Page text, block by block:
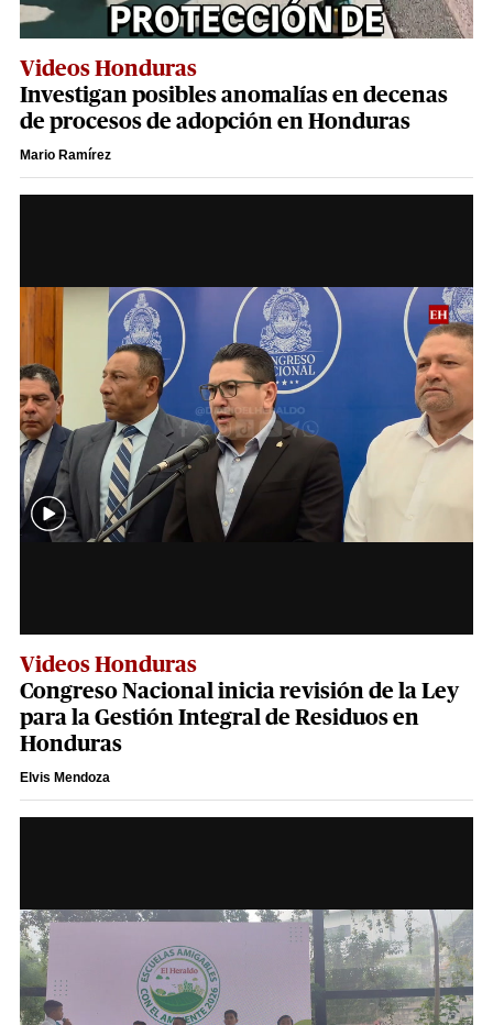
Videos Honduras
Investigan posibles anomalías en decenas
de procesos de adopción en Honduras
Mario Ramírez
Videos Honduras
Congreso Nacional inicia revisión de la Ley
para la Gestión Integral de Residuos en
Honduras
Elvis Mendoza